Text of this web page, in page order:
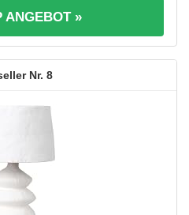
ANGEBOT »
8